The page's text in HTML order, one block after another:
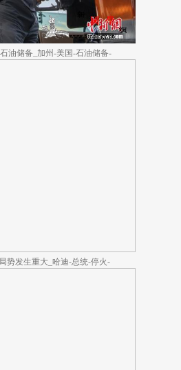
油储备_加州-美国-石油储备-
势发生重大_哈迪-总统-停火-